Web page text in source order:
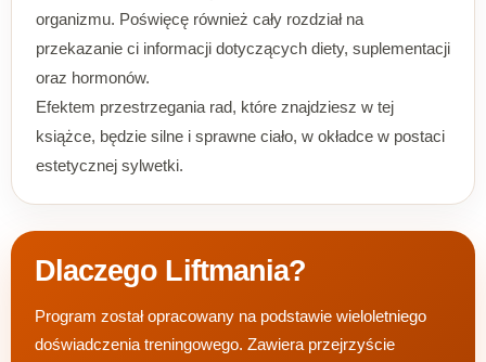
organizmu. Poświęcę również cały rozdział na
przekazanie ci informacji dotyczących diety, suplementacji
oraz hormonów.
Efektem przestrzegania rad, które znajdziesz w tej
książce, będzie silne i sprawne ciało, w okładce w postaci
estetycznej sylwetki.
Dlaczego Liftmania?
Program został opracowany na podstawie wieloletniego
doświadczenia treningowego. Zawiera przejrzyście